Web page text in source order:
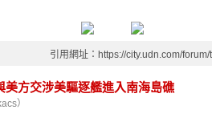
引用網址：https://city.udn.com/
美方交涉美驅逐艦進入南海島礁
）